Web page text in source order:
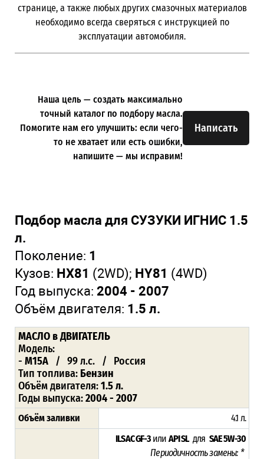
странице, а также любых других смазочных материалов
необходимо всегда сверяться с инструкцией по
эксплуатации автомобиля.
Написать
Наша цель — создать максимально
точный каталог по подбору масла.
Помогите нам его улучшить: если чего-
то не хватает или есть ошибки,
напишите — мы исправим!
Подбор масла для СУЗУКИ ИГНИС 1.5
л.
Поколение: 1
Кузов: HX81 (2WD); HY81 (4WD)
Год выпуска: 2004 - 2007
Объём двигателя: 1.5 л.
МАСЛО в ДВИГАТЕЛЬ
Модель:
- M15A / 99 л.с. / Россия
Тип топлива: Бензин
Объём двигателя:1.5 л.
Годы выпуска:2004 - 2007
Объём заливки 4.1 л.
ILSAC GF-3или API SLдля SAE 5W-30
Периодичность замены: *